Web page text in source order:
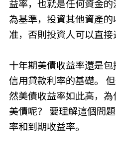
益率，也就是任何資金
為基準，投資其他資產
准，否則投資人可以直接
十年期美債收益率還是
信用貸款利率的基礎。
然美債收益率如此高，
美債呢？ 要理解這個問
率和到期收益率。